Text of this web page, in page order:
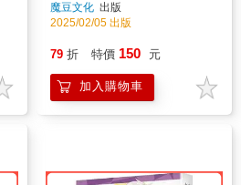
魔豆文化 出版
2025/02/05 出版
79 折 特價 150 元
加入購物車